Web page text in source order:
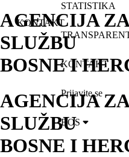
KONTAKT
AGENCIJA
SLUŽBU
BOSNE I
AGENCIJA
SLUŽBU
BOSNE I
STATISTIKA
KONTAKT
Prijavite se
BOS